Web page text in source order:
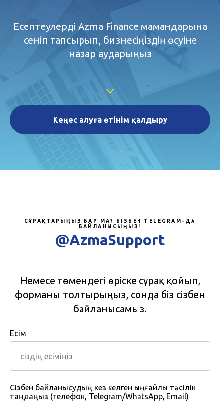
Есептеулерді Azma Finance мамандарына
сеніп тапсырып, бизнесіңіздің өсуіне
назар аударыңыз
Кеңес алуға өтінім қалдыру
СҰРАҚТАРЫҢЫЗ БАР МА? БІЗБЕН TELEGRAM-ДА
БАЙЛАНЫСЫҢЫЗ!
@AzmaSupport
Немесе төмендегі өріске сұрақ қойып,
форманы толтырыңыз, сонда біз сізбен
байланысамыз.
Есім
Сізбен байланысудың кез келген ыңғайлы тәсілін
таңдаңыз (телефон, Telegram/WhatsApp, Email)